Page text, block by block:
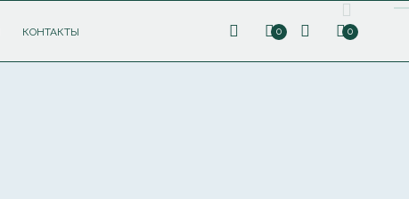
КОНТАКТЫ 0 0